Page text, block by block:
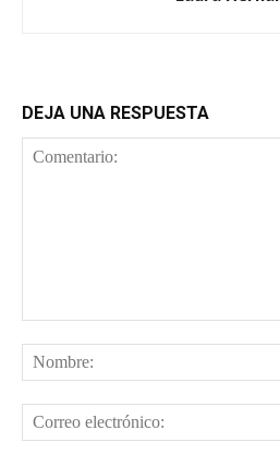
DEJA UNA RESPUESTA